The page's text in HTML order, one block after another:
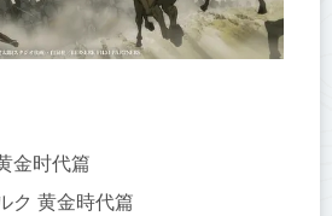
金时代篇
ク 黄金時代篇